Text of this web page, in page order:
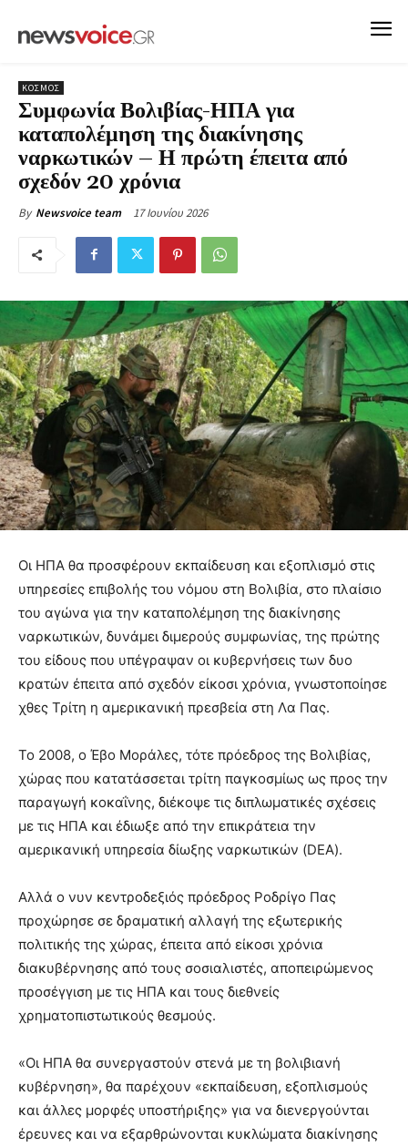
ΚΟΣΜΟΣ
Συμφωνία Βολιβίας-ΗΠΑ για
καταπολέμηση της διακίνησης
ναρκωτικών – Η πρώτη έπειτα από
σχεδόν 20 χρόνια
By Newsvoice team 17 Ιουνίου 2026
Οι ΗΠΑ θα προσφέρουν εκπαίδευση και εξοπλισμό στις
υπηρεσίες επιβολής του νόμου στη Βολιβία, στο πλαίσιο
του αγώνα για την καταπολέμηση της διακίνησης
ναρκωτικών, δυνάμει διμερούς συμφωνίας, της πρώτης
του είδους που υπέγραψαν οι κυβερνήσεις των δυο
κρατών έπειτα από σχεδόν είκοσι χρόνια, γνωστοποίησε
χθες Τρίτη η αμερικανική πρεσβεία στη Λα Πας.
Το 2008, ο Έβο Μοράλες, τότε πρόεδρος της Βολιβίας,
χώρας που κατατάσσεται τρίτη παγκοσμίως ως προς την
παραγωγή κοκαΐνης, διέκοψε τις διπλωματικές σχέσεις
με τις ΗΠΑ και έδιωξε από την επικράτεια την
αμερικανική υπηρεσία δίωξης ναρκωτικών (DEA).
Αλλά ο νυν κεντροδεξιός πρόεδρος Ροδρίγο Πας
προχώρησε σε δραματική αλλαγή της εξωτερικής
πολιτικής της χώρας, έπειτα από είκοσι χρόνια
διακυβέρνησης από τους σοσιαλιστές, αποπειρώμενος
προσέγγιση με τις ΗΠΑ και τους διεθνείς
χρηματοπιστωτικούς θεσμούς.
«Οι ΗΠΑ θα συνεργαστούν στενά με τη βολιβιανή
κυβέρνηση», θα παρέχουν «εκπαίδευση, εξοπλισμούς
και άλλες μορφές υποστήριξης» για να διενεργούνται
έρευνες και να εξαρθρώνονται κυκλώματα διακίνησης